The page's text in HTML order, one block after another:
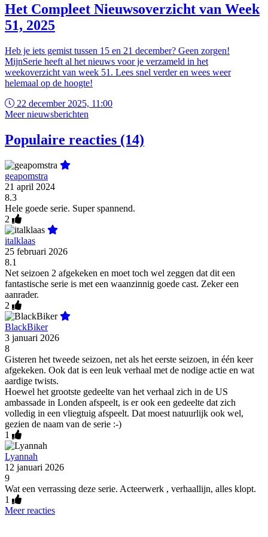
Het Compleet Nieuwsoverzicht van Week
51, 2025
Heb je iets gemist tussen 15 en 21 december? Geen zorgen!
MijnSerie heeft al het nieuws voor je verzameld in het
weekoverzicht van week 51. Lees snel verder en wees weer
helemaal op de hoogte!
22 december 2025, 11:00
Meer nieuwsberichten
Populaire reacties (14)
geapomstra
21 april 2024
8.3
Hele goede serie. Super spannend.
2
italklaas
25 februari 2026
8.1
Net seizoen 2 afgekeken en moet toch wel zeggen dat dit een
fantastische serie is met een waanzinnig goede cast. Zeker een
aanrader.
2
BlackBiker
3 januari 2026
8
Gisteren het tweede seizoen, net als het eerste seizoen, in één keer
afgekeken. Ook dat is een leuk verhaal met de nodige actie en wat
aardige twists.
Hoewel het grootste gedeelte van het verhaal zich in de US
ambassade in Londen afspeelt, is er ook een gedeelte dat zich
volledig in een vliegtuig afspeelt. Dat moest natuurlijk ook wel,
gezien de naam van de serie :-)
1
Lyannah
12 januari 2026
9
Wat een verrassing deze serie. Acteerwerk , verhaallijn, alles klopt.
1
Meer reacties